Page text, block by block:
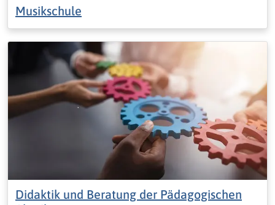
Musikschule
Didaktik und Beratung der Pädagogischen